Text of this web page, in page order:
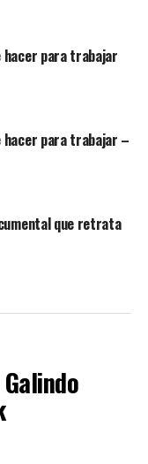
hacer para trabajar
hacer para trabajar –
que retrata